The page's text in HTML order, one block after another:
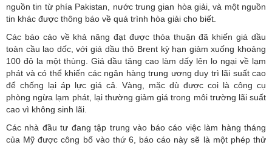
nguồn tin từ phía Pakistan, nước trung gian hòa giải, và một nguồn
tin khác được thông báo về quá trình hòa giải cho biết.
Các báo cáo về khả năng đạt được thỏa thuận đã khiến giá dầu
toàn cầu lao dốc, với giá dầu thô Brent kỳ hạn giảm xuống khoảng
100 đô la một thùng. Giá dầu tăng cao làm dấy lên lo ngại về lạm
phát và có thể khiến các ngân hàng trung ương duy trì lãi suất cao
để chống lại áp lực giá cả. Vàng, mặc dù được coi là công cụ
phòng ngừa lạm phát, lại thường giảm giá trong môi trường lãi suất
cao vì không sinh lãi.
Các nhà đầu tư đang tập trung vào báo cáo việc làm hàng tháng
của Mỹ được công bố vào thứ 6, báo cáo này sẽ là một phép thử